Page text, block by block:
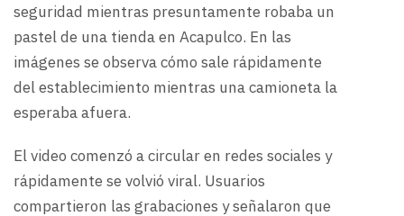
seguridad mientras presuntamente robaba un
pastel de una tienda en Acapulco. En las
imágenes se observa cómo sale rápidamente
del establecimiento mientras una camioneta la
esperaba afuera.
El video comenzó a circular en redes sociales y
rápidamente se volvió viral. Usuarios
compartieron las grabaciones y señalaron que